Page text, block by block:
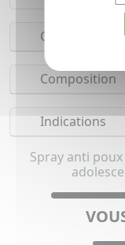
Conseils
Composition
Indications
Spray anti